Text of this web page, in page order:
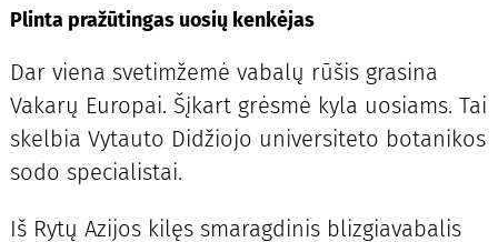
Plinta pražūtingas uosių kenkėjas
Dar viena svetimžemė vabalų rūšis grasina
Vakarų Europai. Šįkart grėsmė kyla uosiams. Tai
skelbia Vytauto Didžiojo universiteto botanikos
sodo specialistai.
Iš Rytų Azijos kilęs smaragdinis blizgiavabalis